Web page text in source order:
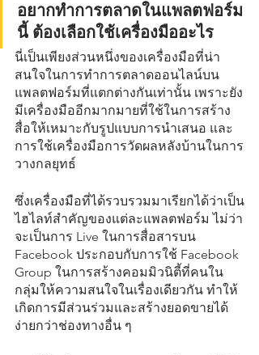
อยากทำการตลาดในแพลตฟอร์ม
นี้ ต้องเลือกใช้เครื่องมืออะไร
นี่เป็นเพียงส่วนหนึ่งของเครื่องมือที่น่า
สนใจในการทำการตลาดออนไลน์บน
แพลตฟอร์มที่แตกต่างกันเท่านั้น เพราะยัง
มีเครื่องมืออีกมากมายที่ใช้ในการสร้าง
สื่อให้เหมาะกับรูปแบบการนำเสนอ และ
การใช้เครื่องมือการวัดผลหลังบ้านในการ
วางกลยุทธ์
ซึ่งเครื่องมือที่ได้รวบรวมมาเรียกได้ว่าเป็น
ไฮไลท์สำคัญของแต่ละแพลตฟอร์ม ไม่ว่า
จะเป็นการ Live ในการสื่อสารบน
Facebook ประกอบกับการใช้ Facebook
Group ในการสร้างคอมมิวนิตี้ที่คนใน
กลุ่มให้ความสนใจในเรื่องเดียวกัน ทำให้
เกิดการมีส่วนร่วมและสร้างยอดขายได้
ง่ายกว่าช่องทางอื่น ๆ